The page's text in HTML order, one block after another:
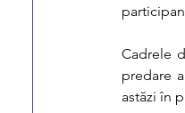
Cadrele
predare
astăzi în